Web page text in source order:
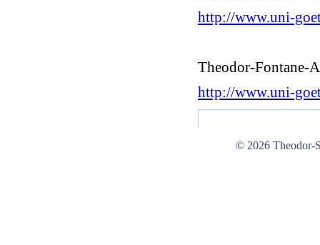
http://www.uni-
Theodor-Fontane-
http://www.uni-
© 2026 Theodor-